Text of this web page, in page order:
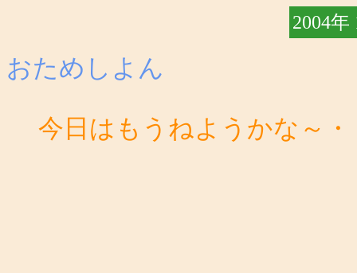
2004年
おためしよん
今日はもうねようかな～